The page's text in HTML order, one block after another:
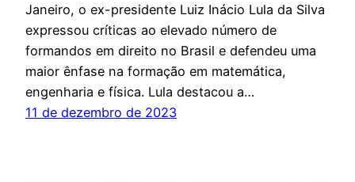
Janeiro, o ex-presidente Luiz Inácio Lula da Silva
expressou críticas ao elevado número de
formandos em direito no Brasil e defendeu uma
maior ênfase na formação em matemática,
engenharia e física. Lula destacou a…
11 de dezembro de 2023